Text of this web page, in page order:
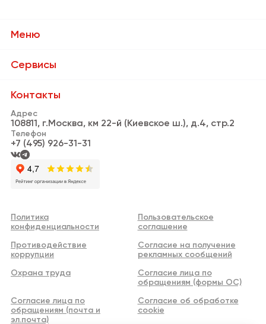
Меню
О Бизнес-парке
Резиденты
Новости
Видео
Аренда
Контакты
Центр Дизайна
Сервисы
Банки и банкоматы
Пункты выдачи заказов
Кафе и рестораны
Информационная стойка
Нотариус
WI-FI
Контакты
Адрес
108811, г.Москва, км 22-й (Киевское ш.), д.4, стр.2
Телефон
+7 (495) 926-31-31
Политика
конфиденциальности
Пользовательское
соглашение
Противодействие
коррупции
Согласие на получение
рекламных сообщений
Охрана труда
Согласие лица по
обращениям (формы ОС)
Согласие лица по
обращениям (почта и
эл.почта)
Согласие об обработке
cookie